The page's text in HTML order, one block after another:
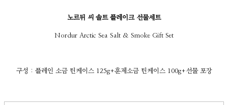
노르뒤 씨 솔트 플레이크 선물세트
Nordur Arctic Sea Salt & Smoke Gift Set
구성 : 플레인 소금 틴케이스 125g+훈제소금 틴케이스 100g+선물 포장